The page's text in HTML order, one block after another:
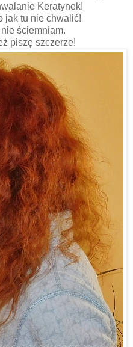
Keratynek!
jak tu nie chwalić!
ściemniam.
piszę szczerze!